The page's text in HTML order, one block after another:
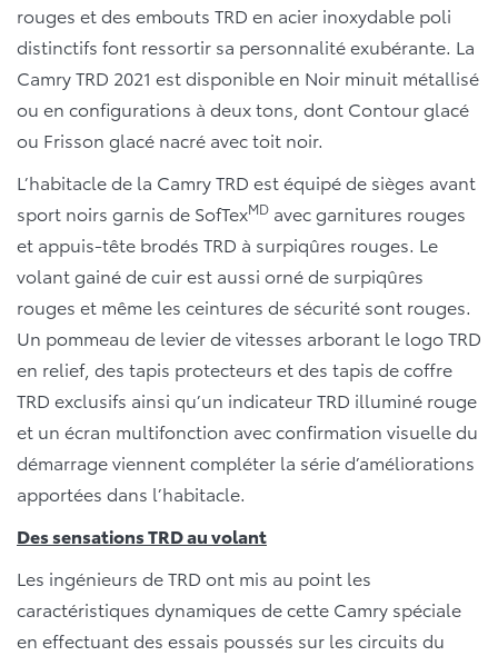
rouges et des embouts TRD en acier inoxydable poli
distinctifs font ressortir sa personnalité exubérante. La
Camry TRD 2021 est disponible en Noir minuit métallisé
ou en configurations à deux tons, dont Contour glacé
ou Frisson glacé nacré avec toit noir.
L’habitacle de la Camry TRD est équipé de sièges avant
sport noirs garnis de SofTexMD avec garnitures rouges
et appuis-tête brodés TRD à surpiqûres rouges. Le
volant gainé de cuir est aussi orné de surpiqûres
rouges et même les ceintures de sécurité sont rouges.
Un pommeau de levier de vitesses arborant le logo TRD
en relief, des tapis protecteurs et des tapis de coffre
TRD exclusifs ainsi qu’un indicateur TRD illuminé rouge
et un écran multifonction avec confirmation visuelle du
démarrage viennent compléter la série d’améliorations
apportées dans l’habitacle.
Des sensations TRD au volant
Les ingénieurs de TRD ont mis au point les
caractéristiques dynamiques de cette Camry spéciale
en effectuant des essais poussés sur les circuits du